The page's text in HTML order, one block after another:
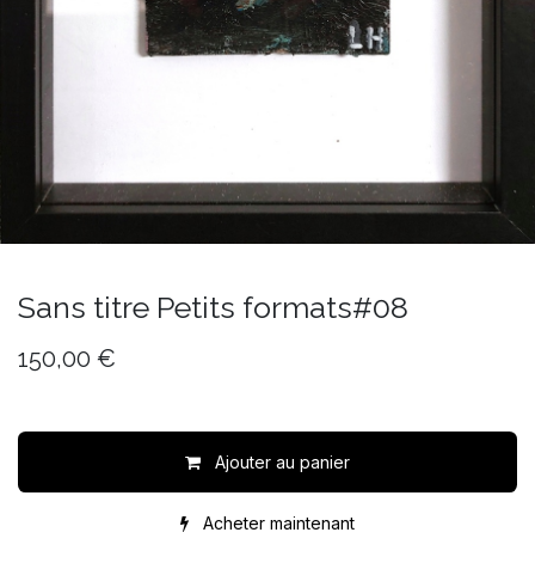
Sans titre Petits formats#08
150,00 €
Ajouter au panier
Acheter maintenant